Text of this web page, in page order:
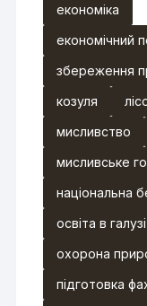
економіка
економічний
збереження
козуля
мисливство
мисливське
національна
освіта в
охорона
підготовка